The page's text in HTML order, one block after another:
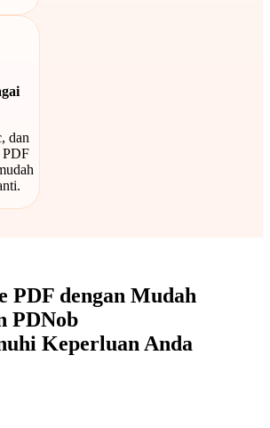
dan
PDF
PDF dengan Mudah
PDNob
Keperluan Anda